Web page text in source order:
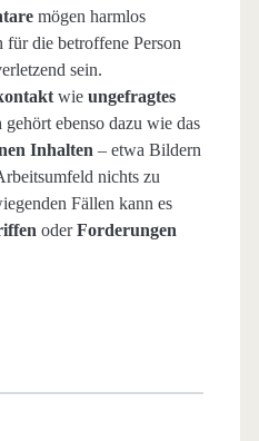
mögen harmlos
für die betroffene Person
sein.
wie ungefragtes
gehört ebenso dazu wie das
Inhalten – etwa Bildern
nichts zu
Fällen kann es
oderForderungen